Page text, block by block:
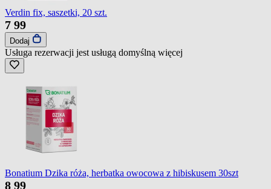
Verdin fix, saszetki, 20 szt.
7 99
Dodaj
Usługa rezerwacji jest usługą domyślną więcej
Bonatium Dzika róża, herbatka owocowa z hibiskusem 30szt
8 99